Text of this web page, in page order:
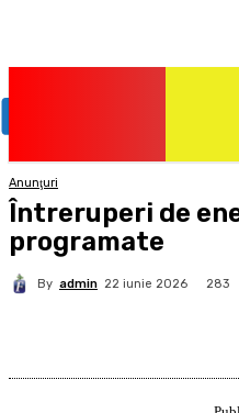
Anunţuri
Întreruperi de
programate
By admin 22 iunie 2026 283